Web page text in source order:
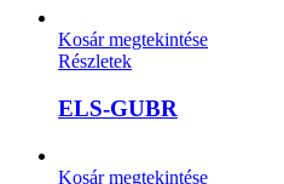
Kosár megtekintése
Részletek
ELS-GUBR
Kosár megtekintése